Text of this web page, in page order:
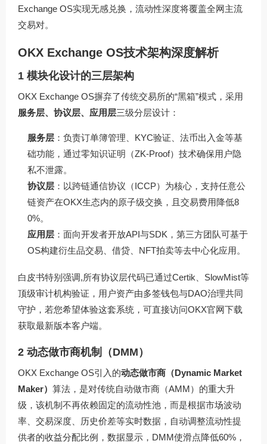
Exchange OS实现无感兑换，流动性深度将覆盖全网主流
交易对。
OKX Exchange OS技术架构深度解析
1 模块化设计的三层架构
OKX Exchange OS摒弃了传统交易所的“黑箱”模式，采用
服务层、协议层、应用层三级分层设计：
服务层 ：负责订单簿管理、KYC验证、法币出入金等基
础功能，通过零知识证明（ZK-Proof）技术确保用户隐
私不泄露。
协议层 ：以跨链通信协议（ICCP）为核心，支持任意公
链资产在OKX生态内的原子级交换，且交易费用降低8
0%。
应用层 ：面向开发者开放API与SDK，第三方团队可基于
OS构建衍生品交易、借贷、NFT拍卖等去中心化应用。
白皮书特别强调,所有协议层代码已通过Certik、SlowMist等
顶级审计机构验证，用户资产由多签钱包与DAO治理共同
守护，若您希望体验这套系统，可直接访问OKX官网下载
获取最新版本客户端。
2 动态做市商机制（DMM）
OKX Exchange OS引入的动态做市商（Dynamic Market
Maker） 算法，是对传统自动做市商（AMM）的重大升
级，该机制不再依赖固定的流动性池，而是根据市场波动
率、交易深度、历史价差等实时数据，自动调整流动性提
供者的收益分配比例，数据显示，DMM使滑点降低60%，